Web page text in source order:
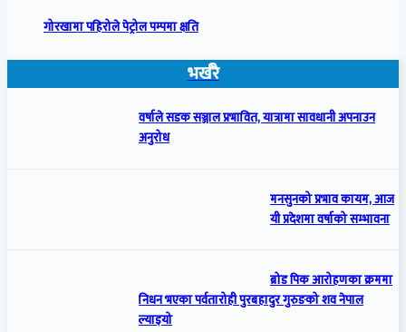
गोरखामा पहिरोले पेट्रोल पम्पमा क्षति
भर्खरै
वर्षाले सडक सञ्जाल प्रभावित, यात्रामा सावधानी अपनाउन
अनुरोध
मनसुनको प्रभाव कायम, आज
यी प्रदेशमा वर्षाको सम्भावना
ब्रोड पिक आरोहणका क्रममा
निधन भएका पर्वतारोही पुरबहादुर गुरुङको शव नेपाल
ल्याइयो